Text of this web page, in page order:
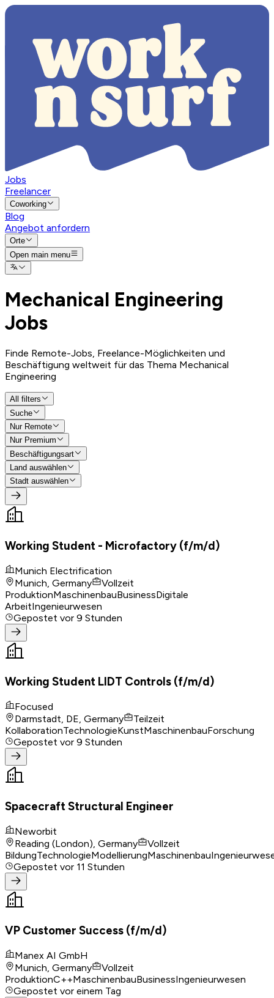
Jobs
Freelancer
Coworking
Blog
Angebot anfordern
Orte
Open main menu
Mechanical Engineering
Jobs
Finde Remote-Jobs, Freelance-Möglichkeiten und
Beschäftigung weltweit für das Thema Mechanical
Engineering
All filters
Suche
Nur Remote
Nur Premium
Beschäftigungsart
Land auswählen
Stadt auswählen
Working Student - Microfactory (f/m/d)
Munich Electrification
Munich, Germany
Vollzeit
ProduktionMaschinenbauBusinessDigitale
ArbeitIngenieurwesen
Gepostet vor 9 Stunden
Working Student LIDT Controls (f/m/d)
Focused
Darmstadt, DE, Germany
Teilzeit
KollaborationTechnologieKunstMaschinenbauForschung
Gepostet vor 9 Stunden
Spacecraft Structural Engineer
Neworbit
Reading (London), Germany
Vollzeit
BildungTechnologieModellierungMaschinenbau
Gepostet vor 11 Stunden
VP Customer Success (f/m/d)
Manex AI GmbH
Munich, Germany
Vollzeit
ProduktionC++MaschinenbauBusinessIngenieurwesen
Gepostet vor einem Tag